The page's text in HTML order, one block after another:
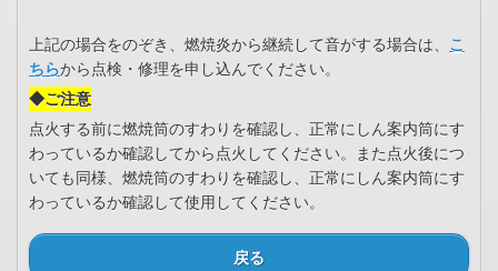
上記の場合をのぞき、燃焼炎から継続して音がする場合は、 こ
ちらから点検・修理を申し込んでください。
◆ご注意
点火する前に燃焼筒のすわりを確認し、正常にしん案内筒にす
わっているか確認してから点火してください。また点火後につ
いても同様、燃焼筒のすわりを確認し、正常にしん案内筒にす
わっているか確認して使用してください。
戻る